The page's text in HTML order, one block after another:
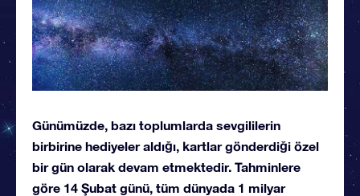
Günümüzde, bazı toplumlarda sevgililerin
birbirine hediyeler aldığı, kartlar gönderdiği özel
bir gün olarak devam etmektedir. Tahminlere
göre 14 Şubat günü, tüm dünyada 1 milyar